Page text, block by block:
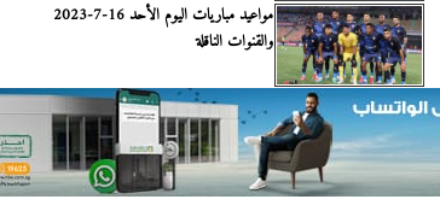
مواعيد مباريات اليوم الأحد 16-7-2023
والقنوات الناقلة